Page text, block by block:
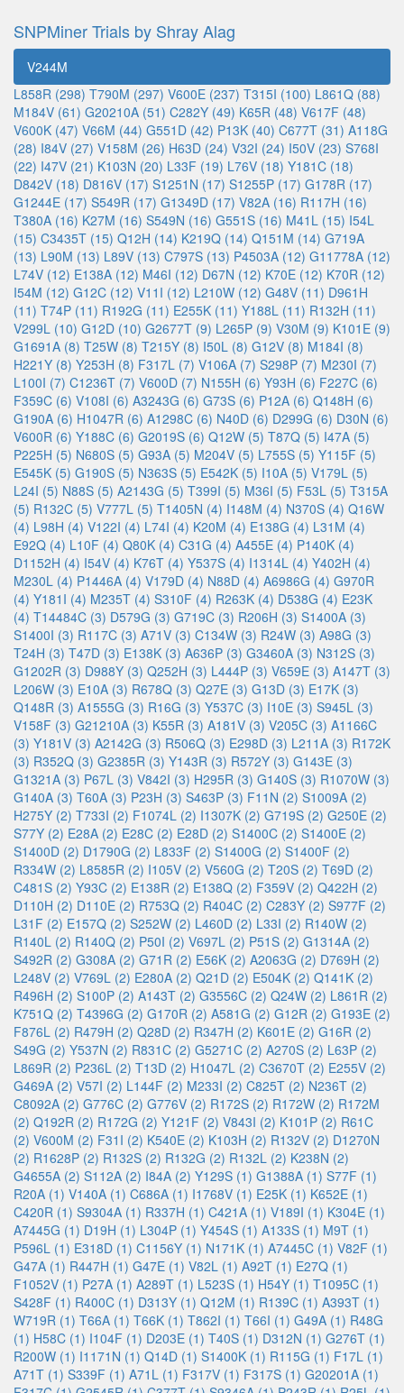
SNPMiner Trials by Shray Alag
V244M
L858R (298) T790M (297) V600E (237) T315I (100) L861Q (88)
M184V (61) G20210A (51) C282Y (49) K65R (48) V617F (48)
V600K (47) V66M (44) G551D (42) P13K (40) C677T (31) A118G
(28) I84V (27) V158M (26) H63D (24) V32I (24) I50V (23) S768I
(22) I47V (21) K103N (20) L33F (19) L76V (18) Y181C (18)
D842V (18) D816V (17) S1251N (17) S1255P (17) G178R (17)
G1244E (17) S549R (17) G1349D (17) V82A (16) R117H (16)
T380A (16) K27M (16) S549N (16) G551S (16) M41L (15) I54L
(15) C3435T (15) Q12H (14) K219Q (14) Q151M (14) G719A
(13) L90M (13) L89V (13) C797S (13) P4503A (12) G11778A (12)
L74V (12) E138A (12) M46I (12) D67N (12) K70E (12) K70R (12)
I54M (12) G12C (12) V11I (12) L210W (12) G48V (11) D961H
(11) T74P (11) R192G (11) E255K (11) Y188L (11) R132H (11)
V299L (10) G12D (10) G2677T (9) L265P (9) V30M (9) K101E (9)
G1691A (8) T25W (8) T215Y (8) I50L (8) G12V (8) M184I (8)
H221Y (8) Y253H (8) F317L (7) V106A (7) S298P (7) M230I (7)
L100I (7) C1236T (7) V600D (7) N155H (6) Y93H (6) F227C (6)
F359C (6) V108I (6) A3243G (6) G73S (6) P12A (6) Q148H (6)
G190A (6) H1047R (6) A1298C (6) N40D (6) D299G (6) D30N (6)
V600R (6) Y188C (6) G2019S (6) Q12W (5) T87Q (5) I47A (5)
P225H (5) N680S (5) G93A (5) M204V (5) L755S (5) Y115F (5)
E545K (5) G190S (5) N363S (5) E542K (5) I10A (5) V179L (5)
L24I (5) N88S (5) A2143G (5) T399I (5) M36I (5) F53L (5) T315A
(5) R132C (5) V777L (5) T1405N (4) I148M (4) N370S (4) Q16W
(4) L98H (4) V122I (4) L74I (4) K20M (4) E138G (4) L31M (4)
E92Q (4) L10F (4) Q80K (4) C31G (4) A455E (4) P140K (4)
D1152H (4) I54V (4) K76T (4) Y537S (4) I1314L (4) Y402H (4)
M230L (4) P1446A (4) V179D (4) N88D (4) A6986G (4) G970R
(4) Y181I (4) M235T (4) S310F (4) R263K (4) D538G (4) E23K
(4) T14484C (3) D579G (3) G719C (3) R206H (3) S1400A (3)
S1400I (3) R117C (3) A71V (3) C134W (3) R24W (3) A98G (3)
T24H (3) T47D (3) E138K (3) A636P (3) G3460A (3) N312S (3)
G1202R (3) D988Y (3) Q252H (3) L444P (3) V659E (3) A147T (3)
L206W (3) E10A (3) R678Q (3) Q27E (3) G13D (3) E17K (3)
Q148R (3) A1555G (3) R16G (3) Y537C (3) I10E (3) S945L (3)
V158F (3) G21210A (3) K55R (3) A181V (3) V205C (3) A1166C
(3) Y181V (3) A2142G (3) R506Q (3) E298D (3) L211A (3) R172K
(3) R352Q (3) G2385R (3) Y143R (3) R572Y (3) G143E (3)
G1321A (3) P67L (3) V842I (3) H295R (3) G140S (3) R1070W (3)
G140A (3) T60A (3) P23H (3) S463P (3) F11N (2) S1009A (2)
H275Y (2) T733I (2) F1074L (2) I1307K (2) G719S (2) G250E (2)
S77Y (2) E28A (2) E28C (2) E28D (2) S1400C (2) S1400E (2)
S1400D (2) D1790G (2) L833F (2) S1400G (2) S1400F (2)
R334W (2) L8585R (2) I105V (2) V560G (2) T20S (2) T69D (2)
C481S (2) Y93C (2) E138R (2) E138Q (2) F359V (2) Q422H (2)
D110H (2) D110E (2) R753Q (2) R404C (2) C283Y (2) S977F (2)
L31F (2) E157Q (2) S252W (2) L460D (2) L33I (2) R140W (2)
R140L (2) R140Q (2) P50I (2) V697L (2) P51S (2) G1314A (2)
S492R (2) G308A (2) G71R (2) E56K (2) A2063G (2) D769H (2)
L248V (2) V769L (2) E280A (2) Q21D (2) E504K (2) Q141K (2)
R496H (2) S100P (2) A143T (2) G3556C (2) Q24W (2) L861R (2)
K751Q (2) T4396G (2) G170R (2) A581G (2) G12R (2) G193E (2)
F876L (2) R479H (2) Q28D (2) R347H (2) K601E (2) G16R (2)
S49G (2) Y537N (2) R831C (2) G5271C (2) A270S (2) L63P (2)
L869R (2) P236L (2) T13D (2) H1047L (2) C3670T (2) E255V (2)
G469A (2) V57I (2) L144F (2) M233I (2) C825T (2) N236T (2)
C8092A (2) G776C (2) G776V (2) R172S (2) R172W (2) R172M
(2) Q192R (2) R172G (2) Y121F (2) V843I (2) K101P (2) R61C
(2) V600M (2) F31I (2) K540E (2) K103H (2) R132V (2) D1270N
(2) R1628P (2) R132S (2) R132G (2) R132L (2) K238N (2)
G4655A (2) S112A (2) I84A (2) Y129S (1) G1388A (1) S77F (1)
R20A (1) V140A (1) C686A (1) I1768V (1) E25K (1) K652E (1)
C420R (1) S9304A (1) R337H (1) C421A (1) V189I (1) K304E (1)
A7445G (1) D19H (1) L304P (1) Y454S (1) A133S (1) M9T (1)
P596L (1) E318D (1) C1156Y (1) N171K (1) A7445C (1) V82F (1)
G47A (1) R447H (1) G47E (1) V82L (1) A92T (1) E27Q (1)
F1052V (1) P27A (1) A289T (1) L523S (1) H54Y (1) T1095C (1)
S428F (1) R400C (1) D313Y (1) Q12M (1) R139C (1) A393T (1)
W719R (1) T66A (1) T66K (1) T862I (1) T66I (1) G49A (1) R48G
(1) H58C (1) I104F (1) D203E (1) T40S (1) D312N (1) G276T (1)
R200W (1) I1171N (1) Q14D (1) S1400K (1) R115G (1) F17L (1)
A71T (1) S339F (1) A71L (1) F317V (1) F317S (1) G20201A (1)